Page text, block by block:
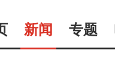
新闻 专题